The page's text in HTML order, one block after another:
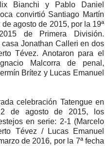
Bianchi y Pablo Daniel
convirtió Santiago Martín
agosto de 2015, por la 19ª
de Primera División.
Jonathan Calleri en dos
Tévez. Anotaron para el
Malcorra de penal,
Brítez y Lucas Emanuel
celebración Tatengue en
de agosto de 2015, los
en serie: 2-1 (Marcelo
Tévez / Lucas Emanuel
de 2016, por la 7ª fecha